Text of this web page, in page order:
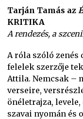
Tarján Tamás az
KRITIKA
A rendezés, a
A róla szóló zenés
felelek szerzője
Attila. Nemcsak –
verseire,
önéletrajza, levele,
szavai nyomán és